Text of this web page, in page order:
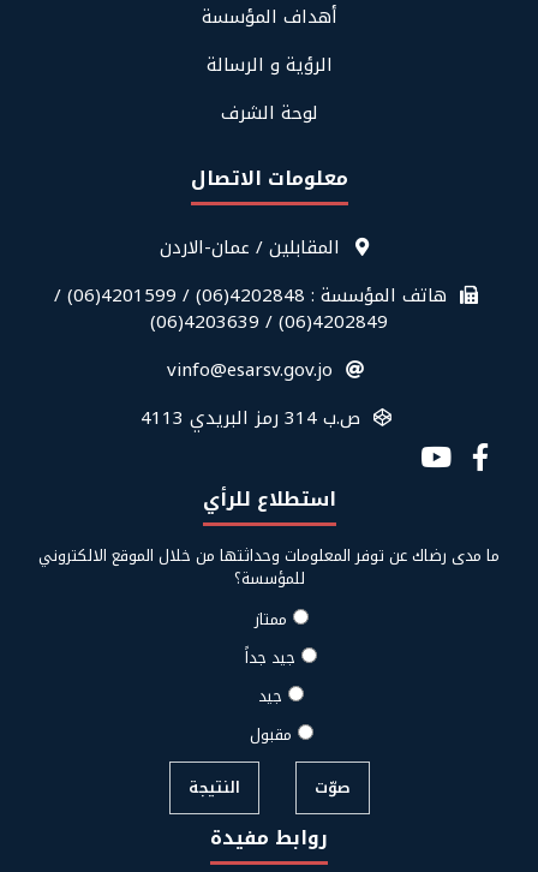
أهداف المؤسسة
الرؤية و الرسالة
لوحة الشرف
معلومات الاتصال
الاتصال
المقابلين / عمان-الاردن
هاتف المؤسسة : 4202848(06) / 4201599(06) /
4202849(06) / 4203639(06)
vinfo@esarsv.gov.jo
ص.ب 314 رمز البريدي 4113
Social
Media استطلاع للرأي
ما مدى رضاك عن توفر المعلومات وحداثتها من خلال الموقع الالكتروني
للمؤسسة؟
ممتاز
جيد جداً
جيد
مقبول
صوّت
النتيجة
روابط مفيدة